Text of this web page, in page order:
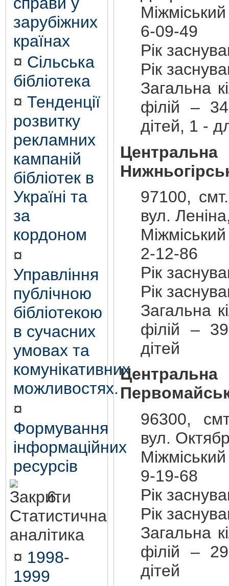
зарубіжних
країнах
¤ Сільська
бібліотека
¤ Тенденції
розвитку
рекламних
кампаній
бібліотек в
Україні та
за
кордоном
¤
Управління
публічною
бібліотекою
в сучасних
умовах та
комунікативних
можливостях.
¤
Формування
інформаційних
ресурсів
6.
Статистична
аналітика
¤ 1998-
1999
6-09-49
Рік
Рік
Загальна
філій –
дітей, 1 -
97100,
вул.
2-12-86
Рік
Рік
Загальна
філій –
дітей
96300,
вул.
9-19-68
Рік
Рік
Загальна
філій –
дітей